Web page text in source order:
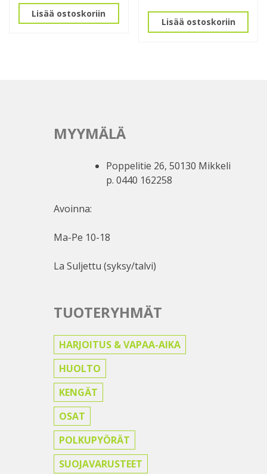
Lisää ostoskoriin
Lisää ostoskoriin
MYYMÄLÄ
Poppelitie 26, 50130 Mikkeli
p. 0440 162258
Avoinna:
Ma-Pe 10-18
La Suljettu (syksy/talvi)
TUOTERYHMÄT
HARJOITUS & VAPAA-AIKA
HUOLTO
KENGÄT
OSAT
POLKUPYÖRÄT
SUOJAVARUSTEET